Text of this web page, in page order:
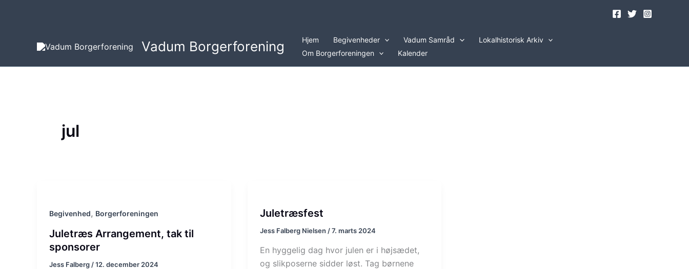
Vadum Borgerforening Hjem Begivenheder Vadum Samråd
Lokalhistorisk Arkiv
Om Borgerforeningen
Kalender
jul
Begivenhed, Borgerforeningen
Juletræs Arrangement, tak til
sponsorer
Jess Falberg /12. december 2024
Juletræsfest
Jess Falberg Nielsen /7. marts 2024
En hyggelig dag hvor julen er i højsædet,
og slikposerne sidder løst. Tag børnene